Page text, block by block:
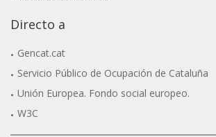
Directo a
Gencat.cat
Servicio Público de Ocupación de Cataluña
Unión Europea. Fondo social europeo.
W3C